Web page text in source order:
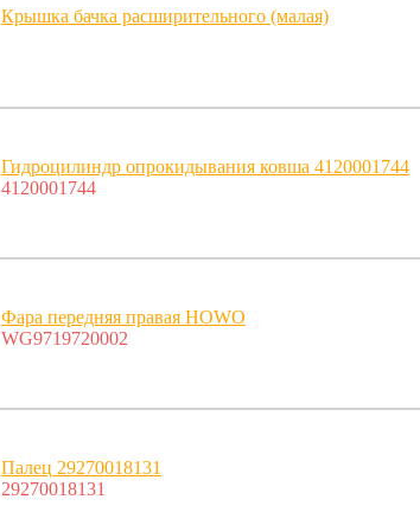
Крышка бачка расширительного (малая)
Гидроцилиндр опрокидывания ковша 4120001744
4120001744
Фара передняя правая HOWO
WG9719720002
Палец 29270018131
29270018131